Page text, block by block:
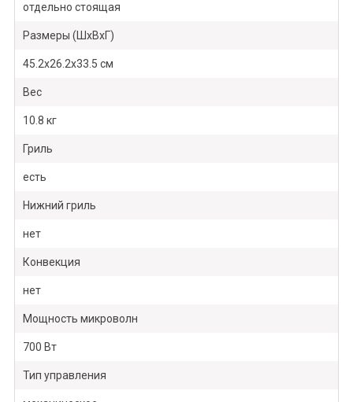
отдельно стоящая
Размеры (ШxВxГ)
45.2x26.2x33.5 cм
Вес
10.8 кг
Гриль
есть
Нижний гриль
нет
Конвекция
нет
Мощность микроволн
700 Вт
Тип управления